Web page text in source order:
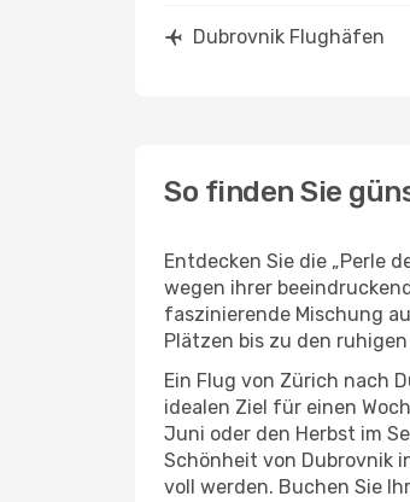
Dubrovnik Flughäfen
So finden Sie
Entdecken Sie die „Perle
wegen ihrer
faszinierende Mischung
Plätzen bis zu den
Ein Flug von Zürich nach
idealen Ziel für einen
Juni oder den Herbst im
Schönheit von Dubrovnik
voll werden. Buchen Sie